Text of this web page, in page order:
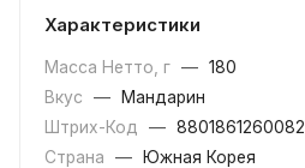
Характеристики
Масса Нетто, г — 180
Вкус
—
Мандарин
Штрих-Код
— 8801861260082
Страна
—
Южная Корея